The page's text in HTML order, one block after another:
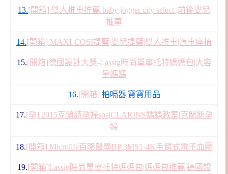
13.[開箱] 雙人推車推薦 baby jogger city select |前後嬰兒
推車
14.[開箱] MAXI-COSI提藍|嬰兒提籃|雙人推車|汽車座椅
15.[開箱]德國設計大獎-Lassig時尚單寧托特媽媽包|大容
量媽媽
16.[開箱] 拍嗝器|寶寶用品
17.[孕] 2015克蘭詩孕婦spa|CLARINS媽媽教室|克蘭斯孕
婦
18.[開箱] Microlife百略醫學BP 3MS1-4K手臂式電子血壓
19.[開箱]Lassig時尚單寧托特媽媽包|媽媽包推薦|德國設